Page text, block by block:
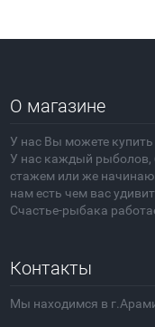
О магазине
У нас Вы можете
У нас каждый рыболов,
стажем или же
нам есть чем вас
Счастье-рыбака
Контакты
Мы находимся в